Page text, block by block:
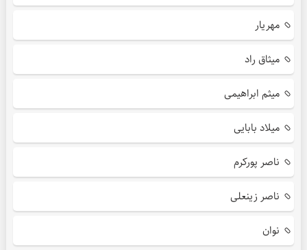
مهریار
میثاق راد
میثم ابراهیمی
میلاد بابایی
ناصر پورکرم
ناصر زینعلی
نوان